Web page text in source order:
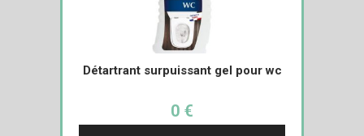
Détartrant surpuissant gel pour wc
0 €